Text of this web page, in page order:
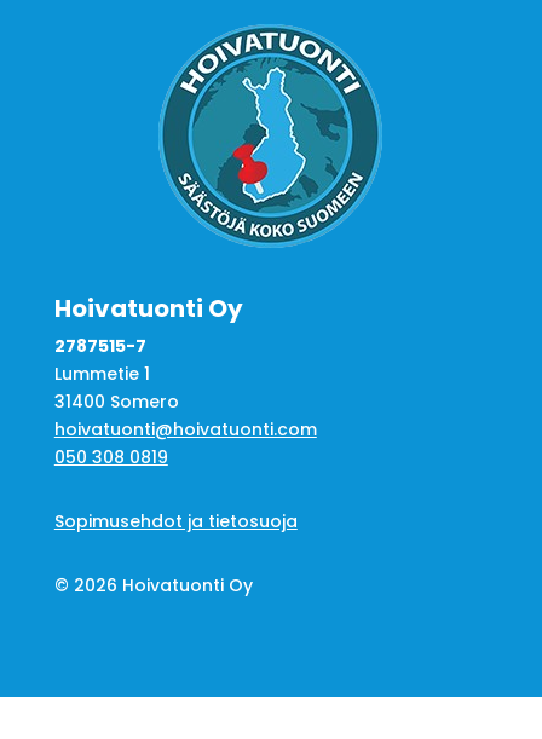
Hoivatuonti Oy
2787515-7
Lummetie 1
31400 Somero
hoivatuonti@hoivatuonti.com
050 308 0819
Sopimusehdot ja tietosuoja
© 2026 Hoivatuonti Oy